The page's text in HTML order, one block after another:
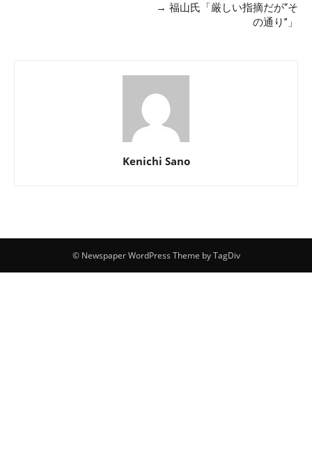
→ 福山氏「厳しい指摘だが“そ
の通り”」
Kenichi Sano
© Newspaper WordPress Theme by TagDiv